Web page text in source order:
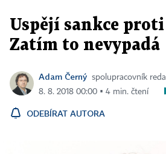
Uspějí sankce
Zatím to nevypadá
Adam Černý spolupracovník
8. 8. 2018 00:00 ▪ 4 min. čtení
ODEBÍRAT AUTORA